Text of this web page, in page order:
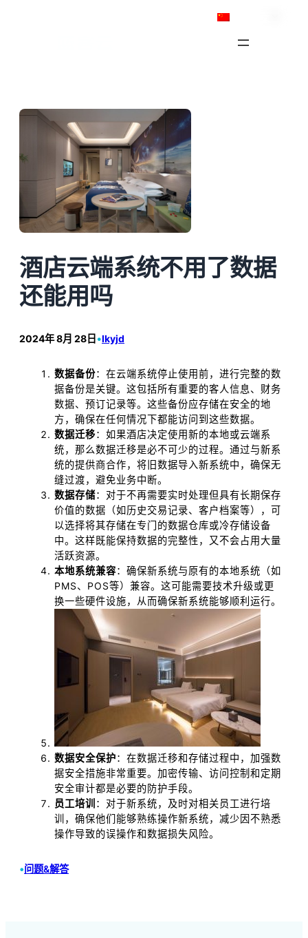
酒店云端系统不用了数据
还能用吗
2024年 8月 28日 •lkyjd
数据备份：在云端系统停止使用前，进行完整的数
据备份是关键。这包括所有重要的客人信息、财务
数据、预订记录等。这些备份应存储在安全的地
方，确保在任何情况下都能访问到这些数据。
数据迁移：如果酒店决定使用新的本地或云端系
统，那么数据迁移是必不可少的过程。通过与新系
统的提供商合作，将旧数据导入新系统中，确保无
缝过渡，避免业务中断。
数据存储：对于不再需要实时处理但具有长期保存
价值的数据（如历史交易记录、客户档案等），可
以选择将其存储在专门的数据仓库或冷存储设备
中。这样既能保持数据的完整性，又不会占用大量
活跃资源。
本地系统兼容：确保新系统与原有的本地系统（如
PMS、POS等）兼容。这可能需要技术升级或更
换一些硬件设施，从而确保新系统能够顺利运行。
数据安全保护：在数据迁移和存储过程中，加强数
据安全措施非常重要。加密传输、访问控制和定期
安全审计都是必要的防护手段。
员工培训 ：对于新系统，及时对相关员工进行培
训，确保他们能够熟练操作新系统，减少因不熟悉
操作导致的误操作和数据损失风险。
•问题&解答